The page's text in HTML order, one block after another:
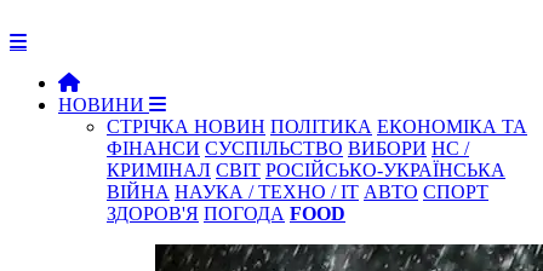
НОВИНИ
СТРІЧКА НОВИН ПОЛІТИКА ЕКОНОМІКА ТА
ФІНАНСИ СУСПІЛЬСТВО ВИБОРИ НС /
КРИМІНАЛ СВІТ РОСІЙСЬКО-УКРАЇНСЬКА
ВІЙНА НАУКА / ТЕХНО / IT АВТО СПОРТ
ЗДОРОВ'Я ПОГОДА FOOD